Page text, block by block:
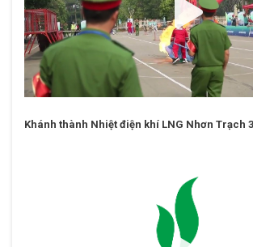
Khánh thành Nhiệt điện khí LNG Nhơn Trạch